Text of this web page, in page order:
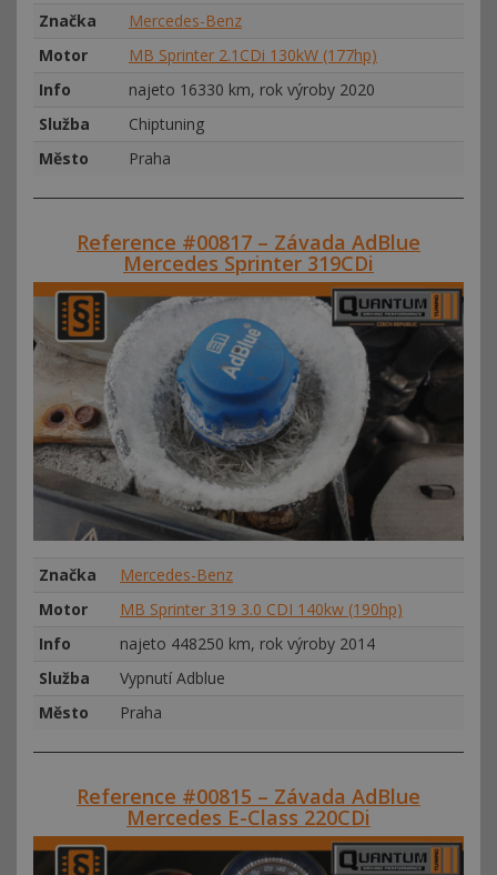
Značka
Mercedes-Benz
Motor
MB Sprinter 2.1CDi 130kW (177hp)
Info
najeto 16330 km, rok výroby 2020
Služba
Chiptuning
Město
Praha
Reference #00817 – Závada AdBlue
Mercedes Sprinter 319CDi
Značka
Mercedes-Benz
Motor
MB Sprinter 319 3.0 CDI 140kw (190hp)
Info
najeto 448250 km, rok výroby 2014
Služba
Vypnutí Adblue
Město
Praha
Reference #00815 – Závada AdBlue
Mercedes E-Class 220CDi